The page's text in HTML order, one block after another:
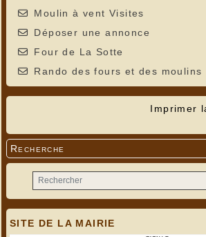
Moulin à vent Visites
Déposer une annonce
Four de La Sotte
Rando des fours et des moulins
Imprimer
Recherche
SITE DE LA MAIRIE